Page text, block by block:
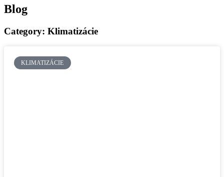
Blog
Category: Klimatizácie
KLIMATIZÁCIE